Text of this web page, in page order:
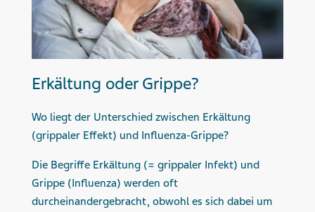
Erkältung oder Grippe?
Wo liegt der Unterschied zwischen Erkältung
(grippaler Effekt) und Influenza-Grippe?
Die Begriffe Erkältung (= grippaler Infekt) und
Grippe (Influenza) werden oft
durcheinandergebracht, obwohl es sich dabei um